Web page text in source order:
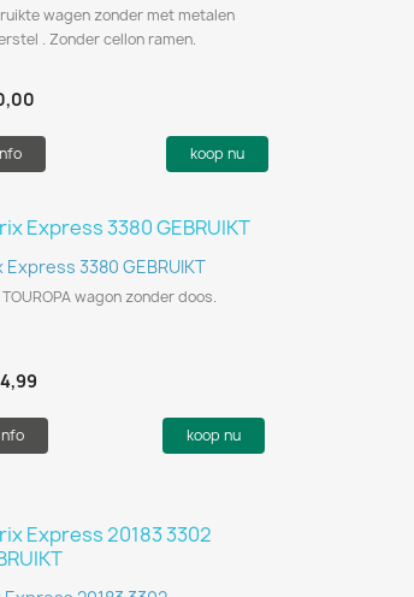
wagen zonder met metalen
. Zonder cellon ramen.
koop nu
Snel bekijken
Express 3380 GEBRUIKT
TOUROPA wagon zonder doos.
Info koop nu